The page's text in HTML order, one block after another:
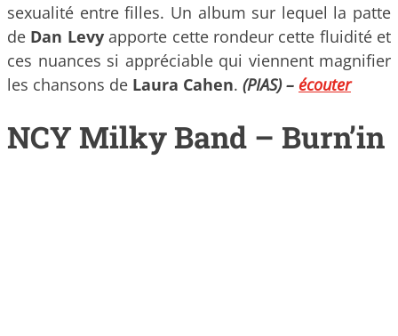
sexualité entre filles. Un album sur lequel la patte
de Dan Levyapporte cette rondeur cette fluidité et
ces nuances si appréciable qui viennent magnifier
les chansons de Laura Cahen. (PIAS) – écouter
NCY Milky Band – Burn’in